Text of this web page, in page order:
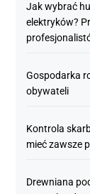
Jak wybrać
elektryków?
Gospodarka
obywateli
Kontrola
mieć zawsze
Drewniana